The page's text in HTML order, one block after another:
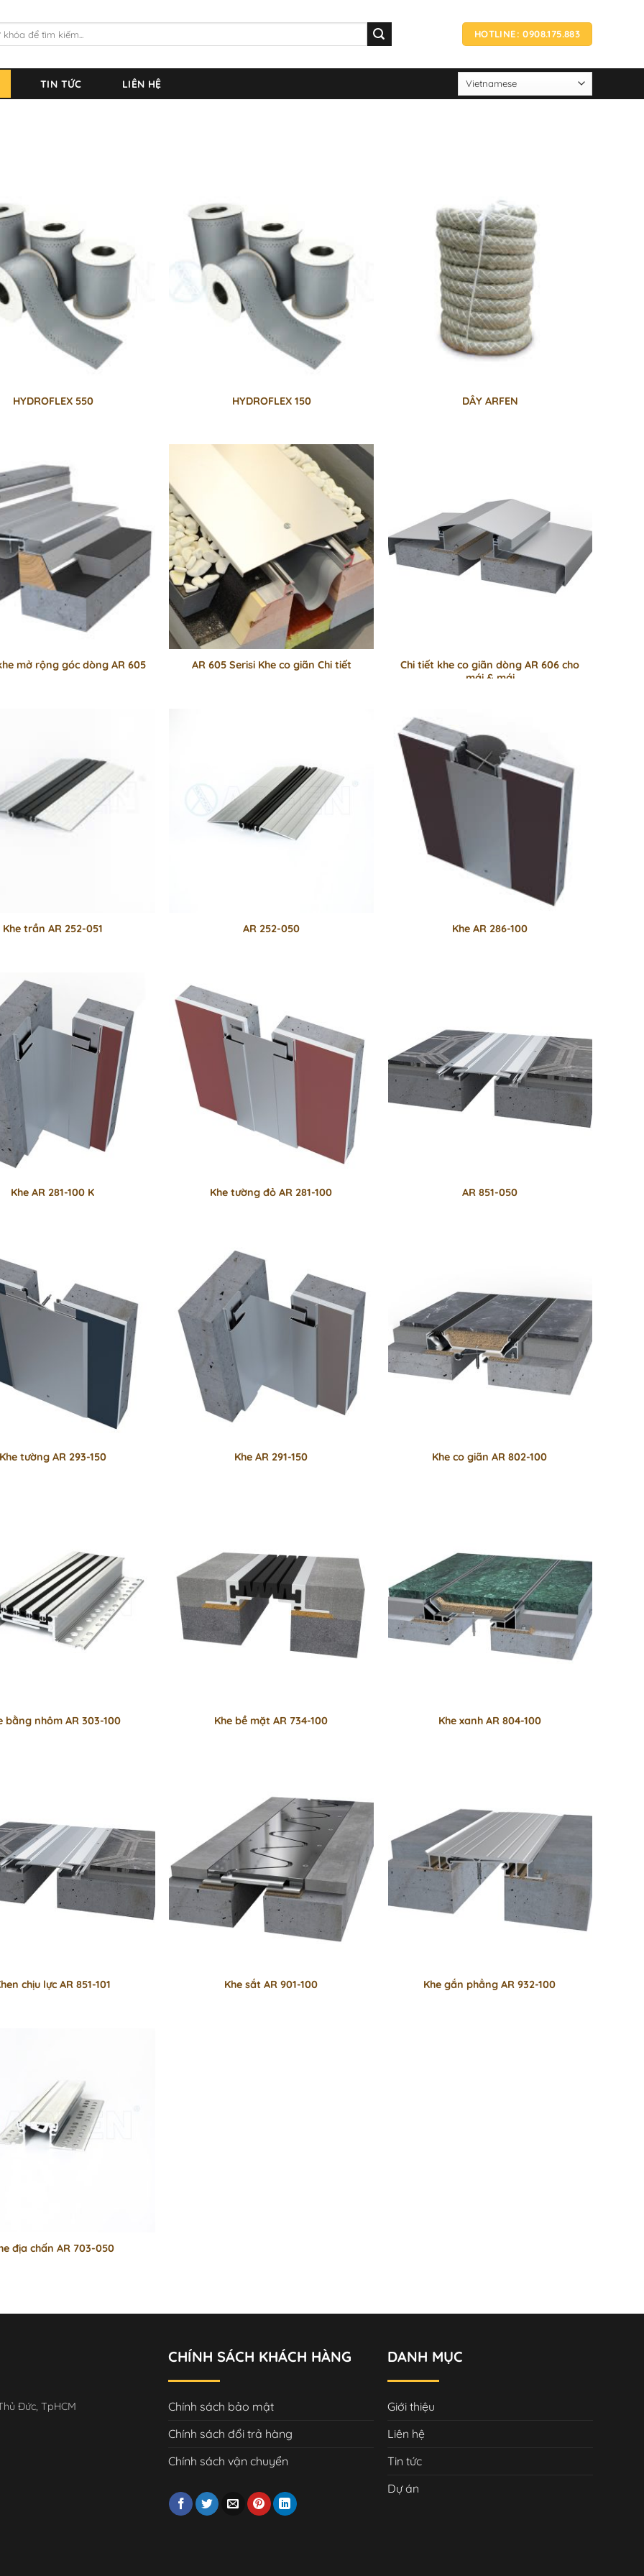
HOTLINE: 0908.175.883
TIN TỨC LIÊN HỆ
HYDROFLEX 550 HYDROFLEX 150 DÂY ARFEN
mở rộng góc dòng AR 605 AR 605 Serisi Khe co giãn Chi tiết
Chi tiết khe co giãn dòng AR 606 cho
mái & mái
Khe trần AR 252-051 AR 252-050 Khe AR 286-100
Khe AR 281-100 K Khe tường đỏ AR 281-100 AR 851-050
tường AR 293-150 Khe AR 291-150 Khe co giãn AR 802-100
bằng nhôm AR 303-100 Khe bề mặt AR 734-100 Khe xanh AR 804-100
chịu lực AR 851-101 Khe sắt AR 901-100 Khe gắn phẳng AR 932-100
địa chấn AR 703-050
Đức, TpHCM
CHÍNH SÁCH KHÁCH HÀNG
Chính sách bảo mật
Chính sách đổi trả hàng
Chính sách vận chuyển
DANH MỤC
Giới thiệu
Liên hệ
Tin tức
Dự án